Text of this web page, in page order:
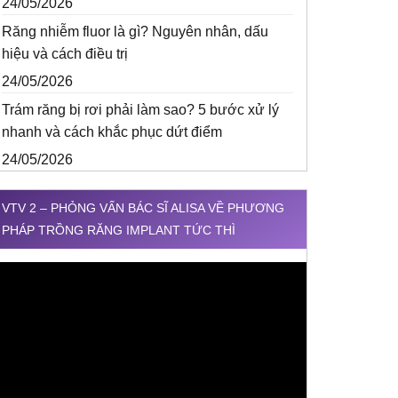
24/05/2026
Răng nhiễm fluor là gì? Nguyên nhân, dấu
hiệu và cách điều trị
24/05/2026
Trám răng bị rơi phải làm sao? 5 bước xử lý
nhanh và cách khắc phục dứt điểm
24/05/2026
VTV 2 – PHỎNG VẤN BÁC SĨ ALISA VỀ PHƯƠNG
PHÁP TRỒNG RĂNG IMPLANT TỨC THÌ